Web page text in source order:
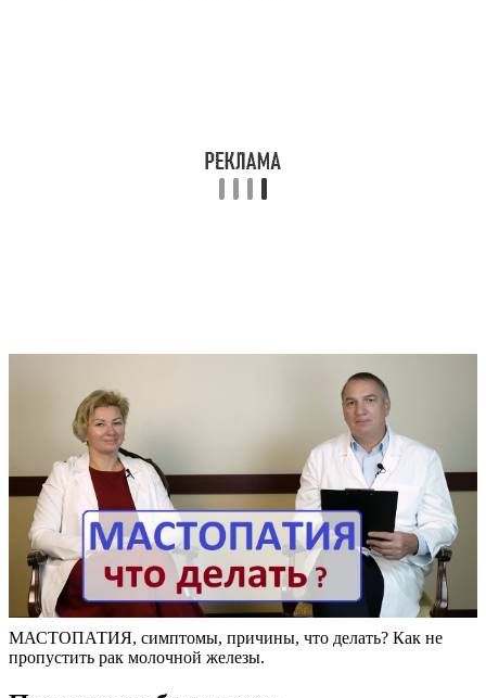
МАСТОПАТИЯ, симптомы, причины, что делать? Как не
пропустить рак молочной железы.